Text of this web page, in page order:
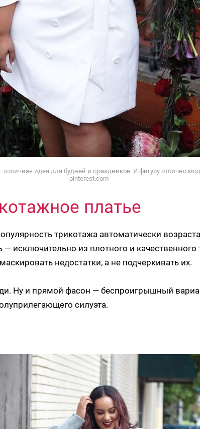
идея для будней и праздников. И фигуру отлично
pinterest.com
платье
трикотажа автоматически
— исключительно из плотного и качественного
недостатки, а не подчеркивать их.
Ну и прямой фасон — беспроигрышный
силуэта.